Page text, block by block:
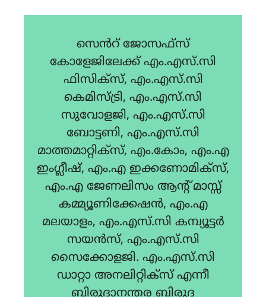
സെൻറ് ജോസഫ്സ്
കോളേജിലേക്ക് എം.എസ്.സി
ഫിസിക്സ്, എം.എസ്.സി
കെമിസ്ട്രി, എം.എസ്.സി
സുവോളജി, എം.എസ്.സി
ബോട്ടണി, എം.എസ്.സി
മാത്തമാറ്റിക്സ്, എം.കോം, എം.എ
ഇംഗ്ലീഷ്, എം.എ ഇക്കണോമിക്സ്,
എം.എ ജേണലിസം ആൻ്റ് മാസ്സ്
കമ്മ്യൂണിക്കേഷൻ, എം.എ
മലയാളം, എം.എസ്.സി കമ്പ്യൂട്ടർ
സയൻസ്, എം.എസ്.സി
സൈക്കോളജി. എം.എസ്.സി
ഡാറ്റാ അനലിറ്റിക്സ് എന്നീ
ബിരുദാനന്തര ബിരുദ